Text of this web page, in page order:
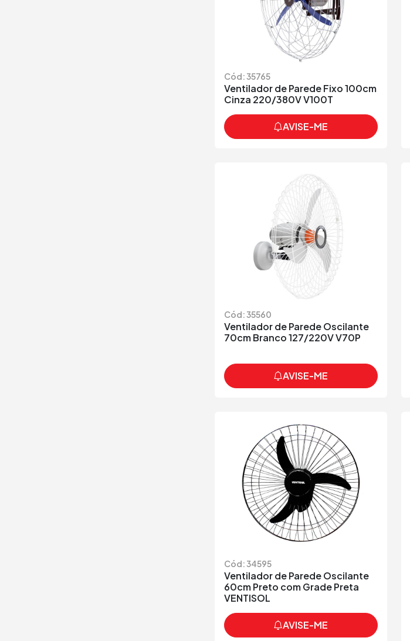
Cód: 35765
Ventilador de Parede Fixo 100cm
Cinza 220/380V V100T
AVISE-ME
Cód: 35560
Ventilador de Parede Oscilante
70cm Branco 127/220V V70P
AVISE-ME
Cód: 34595
Ventilador de Parede Oscilante
60cm Preto com Grade Preta
VENTISOL
AVISE-ME